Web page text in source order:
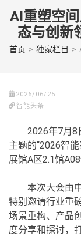
content
(Press
AI重塑空
态与创新
首页 > 独家栏目 >
2026/06/25
智能头条
2026年7月8
主题的“2026智
展馆A区2.1馆
本次大会由
特别邀请行业重
场景重构、产品
度分享和探讨，